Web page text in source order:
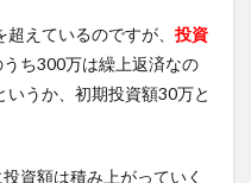
えているのですが、 投資
うち300万は繰上返済なの
うか、初期投資額30万と
資額は積み上がっていく